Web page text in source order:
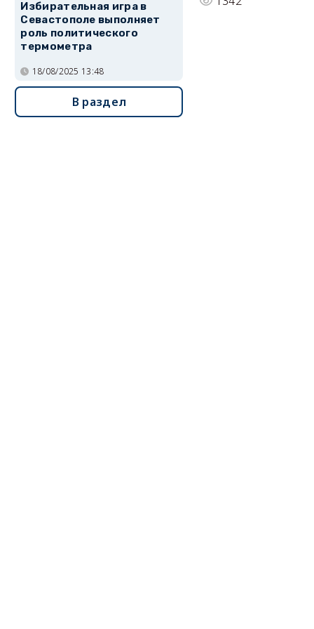
Избирательная игра в
Севастополе выполняет
роль политического
термометра
18/08/2025 13:48
В раздел